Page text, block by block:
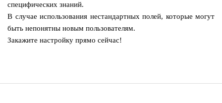
специфических знаний.
В случае использования нестандартных полей, которые могут
быть непонятны новым пользователям.
Закажите настройку прямо сейчас!